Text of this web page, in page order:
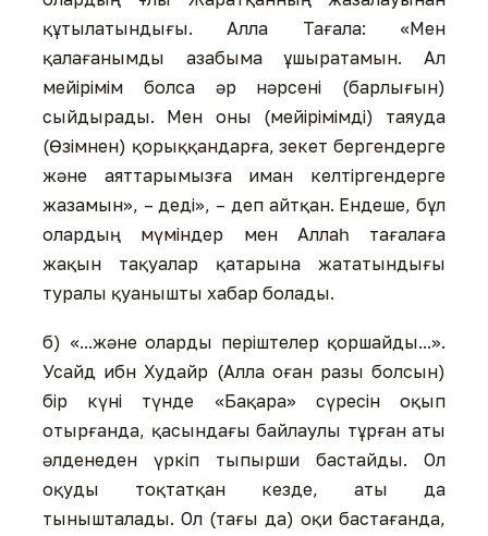
құтылатындығы. Алла Тағала: «Мен
қалағанымды азабыма ұшыратамын. Ал
мейірімім болса әр нәрсені (барлығын)
сыйдырады. Мен оны (мейірімімді) таяуда
(Өзімнен) қорыққандарға, зекет бергендерге
және аяттарымызға иман келтіргендерге
жазамын», – деді», – деп айтқан. Ендеше, бұл
олардың мүміндер мен Аллаһ тағалаға
жақын тақуалар қатарына жататындығы
туралы қуанышты хабар болады.
б) «...және оларды періштелер қоршайды...».
Усайд ибн Худайр (Алла оған разы болсын)
бір күні түнде «Бақара» сүресін оқып
отырғанда, қасындағы байлаулы тұрған аты
әлденеден үркіп тыпырши бастайды. Ол
оқуды тоқтатқан кезде, аты да
тынышталады. Ол (тағы да) оқи бастағанда,